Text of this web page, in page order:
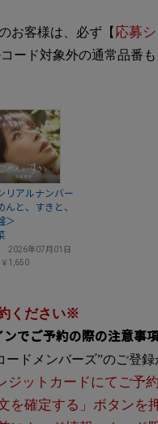
お客様は、必ず【 応募
ード対象外の通常品番
リアルナンバー
んと、すきと、
＞
2026年07月01日
￥1,650
ください※
でご予約の際の注意事
ドメンバーズ”のご登
ットカードにてご予
を確定する」ボタンを